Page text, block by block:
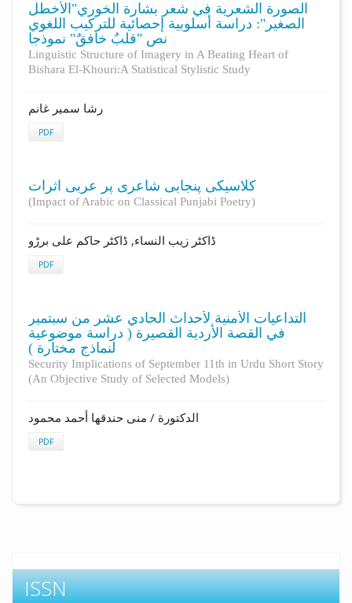
الصورة الشعرية في شعر بشارة الخوري"الأخطل
الصغير": دراسة أسلوبية إحصائية للتركيب اللغوي
نص "قلبٌ خافقٌ" نموذجا
Linguistic Structure of Imagery in A Beating Heart of
Bishara El-Khouri:A Statistical Stylistic Study
رشا سمير غانم
PDF
کلاسیکی پنجابی شاعری پر عربی اثرات
(Impact of Arabic on Classical Punjabi Poetry)
ڈاکٹر زیب النساء, ڈاکٹر حاکم علی برڑو
PDF
التداعيات الأمنية لأحداث الحادي عشر من سبتمبر
في القصة الأردية القصيرة ( دراسة موضوعية
لنماذج مختارة )
Security Implications of September 11th in Urdu Short Story
(An Objective Study of Selected Models)
الدكتورة / منى حندقها أحمد محمود
PDF
ISSN